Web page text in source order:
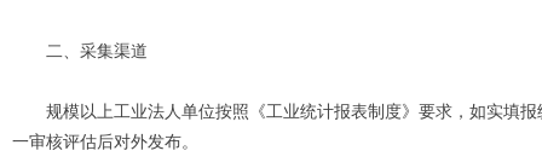
二、采集渠道
规模以上工业法人单位按照《工业统计报表制度》要求，如实填报
一审核评估后对外发布。